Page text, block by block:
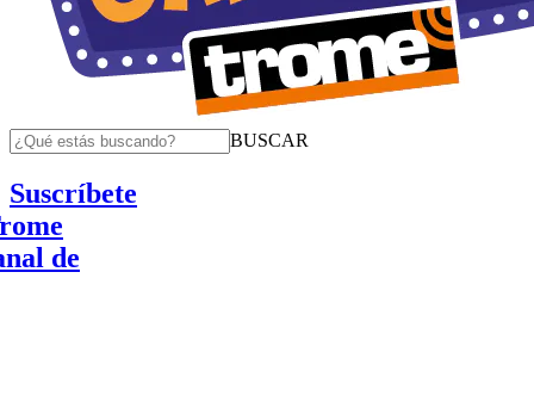
BUSCAR
Suscríbete